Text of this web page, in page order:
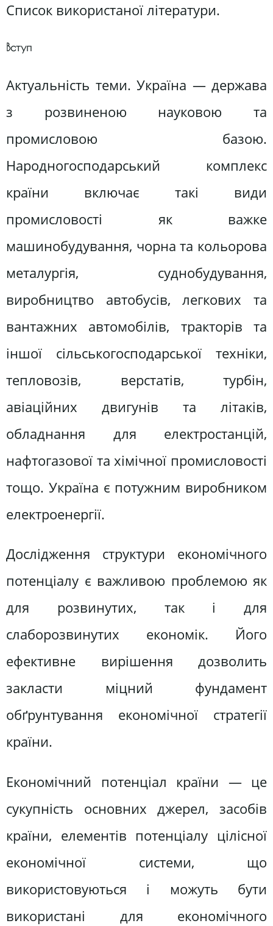
Список використаної літератури.
Вступ
Актуальність теми. Україна — держава
з розвиненою науковою та
промисловою базою.
Народногосподарський комплекс
країни включає такі види
промисловості як важке
машинобудування, чорна та кольорова
металургія, суднобудування,
виробництво автобусів, легкових та
вантажних автомобілів, тракторів та
іншої сільськогосподарської техніки,
тепловозів, верстатів, турбін,
авіаційних двигунів та літаків,
обладнання для електростанцій,
нафтогазової та хімічної промисловості
тощо. Україна є потужним виробником
електроенергії.
Дослідження структури економічного
потенціалу є важливою проблемою як
для розвинутих, так і для
слаборозвинутих економік. Його
ефективне вирішення дозволить
закласти міцний фундамент
обґрунтування економічної стратегії
країни.
Економічний потенціал країни — це
сукупність основних джерел, засобів
країни, елементів потенціалу цілісної
економічної системи, що
використовуються і можуть бути
використані для економічного